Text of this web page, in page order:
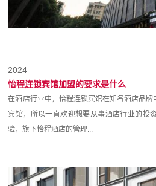
2024
怡程连锁宾馆加盟​的要求是什么
在酒店行业中，怡程连锁宾馆在知名酒店品
宾馆，所以一直欢迎想要从事酒店行业的投
验，旗下怡程酒店的管理...